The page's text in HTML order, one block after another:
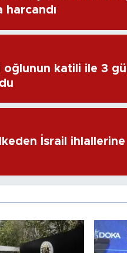
oğlunun katili ile 3
İsrail